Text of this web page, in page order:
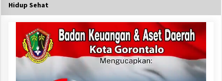
Hidup Sehat